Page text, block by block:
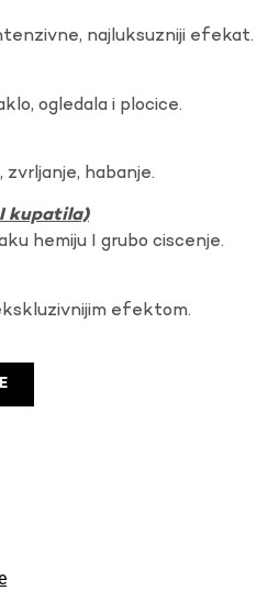
najluksuzniji efekat.
ogledala i plocice.
habanje.
kupatila)
hemiju I grubo ciscenje.
efektom.